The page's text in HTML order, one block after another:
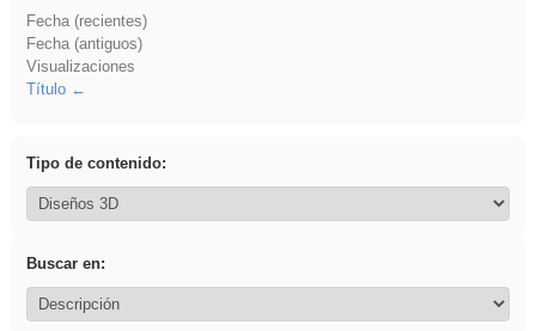
Fecha (recientes)
Fecha (antiguos)
Visualizaciones
Título
Tipo de contenido:
Buscar en: